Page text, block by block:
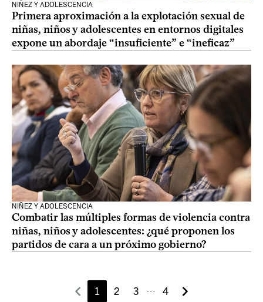
NIÑEZ Y ADOLESCENCIA
Primera aproximación a la explotación sexual de
niñas, niños y adolescentes en entornos digitales
expone un abordaje “insuficiente” e “ineficaz”
NIÑEZ Y ADOLESCENCIA
Combatir las múltiples formas de violencia contra
niñas, niños y adolescentes: ¿qué proponen los
partidos de cara a un próximo gobierno?
1 2 3 ⋯ 4